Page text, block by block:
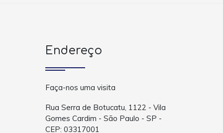
Endereço
Faça-nos uma visita
Rua Serra de Botucatu, 1122 - Vila
Gomes Cardim - São Paulo - SP -
CEP: 03317001